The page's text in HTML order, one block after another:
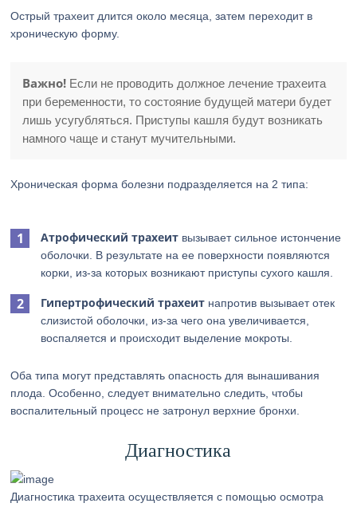
Острый трахеит длится около месяца, затем переходит в
хроническую форму.
Важно! Если не проводить должное лечение трахеита
при беременности, то состояние будущей матери будет
лишь усугубляться. Приступы кашля будут возникать
намного чаще и станут мучительными.
Хроническая форма болезни подразделяется на 2 типа:
Атрофический трахеит вызывает сильное истончение
оболочки. В результате на ее поверхности появляются
корки, из-за которых возникают приступы сухого кашля.
Гипертрофический трахеит напротив вызывает отек
слизистой оболочки, из-за чего она увеличивается,
воспаляется и происходит выделение мокроты.
Оба типа могут представлять опасность для вынашивания
плода. Особенно, следует внимательно следить, чтобы
воспалительный процесс не затронул верхние бронхи.
Диагностика
Диагностика трахеита осуществляется с помощью осмотра